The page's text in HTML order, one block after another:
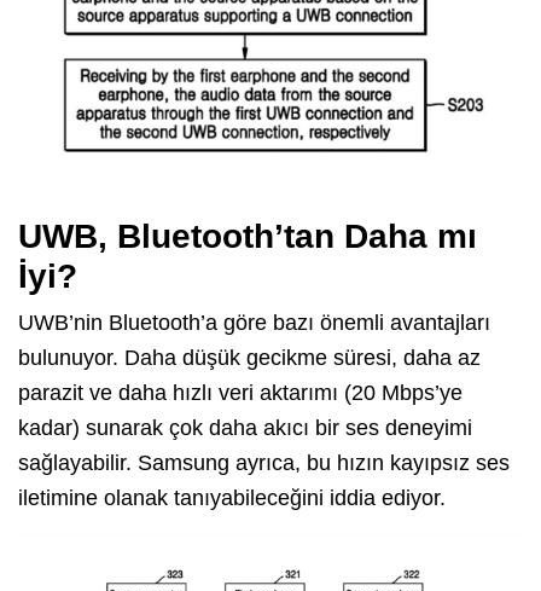
UWB, Bluetooth’tan Daha mı
İyi?
UWB’nin Bluetooth’a göre bazı önemli avantajları
bulunuyor. Daha düşük gecikme süresi, daha az
parazit ve daha hızlı veri aktarımı (20 Mbps’ye
kadar) sunarak çok daha akıcı bir ses deneyimi
sağlayabilir. Samsung ayrıca, bu hızın kayıpsız ses
iletimine olanak tanıyabileceğini iddia ediyor.